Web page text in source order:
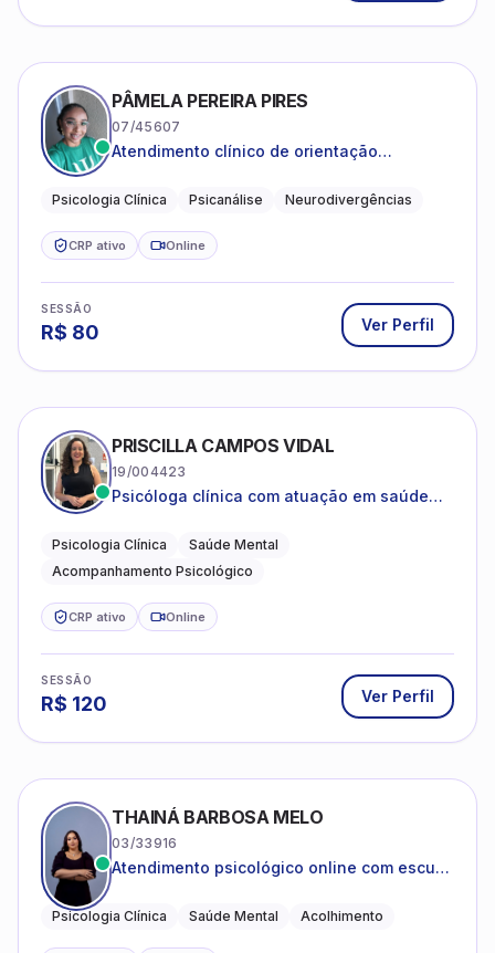
PÂMELA PEREIRA PIRES
07/45607
Atendimento clínico de orientação
crianças neurotípicas
Psicologia Clínica Psicanálise Neurodivergências
CRP ativo Online
SESSÃO
R$ 80 Ver Perfil
PRISCILLA CAMPOS VIDAL
19/004423
Psicóloga clínica com atuação em saúde
Psicologia Clínica
Saúde Mental
Acompanhamento Psicológico
CRP ativo Online
SESSÃO
R$ 120 Ver Perfil
THAINÁ BARBOSA MELO
03/33916
Atendimento psicológico online com escuta
emocional
Psicologia Clínica Saúde Mental Acolhimento